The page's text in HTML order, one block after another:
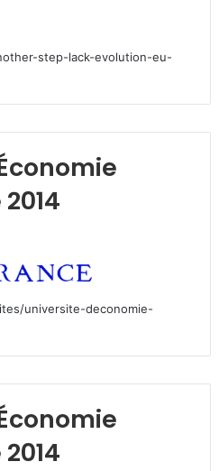
step-lack-evolution-eu-
universite-deconomie-